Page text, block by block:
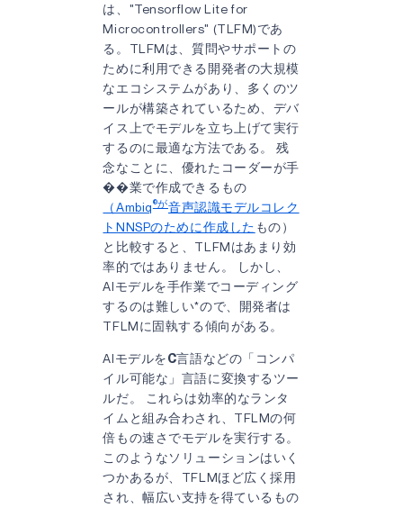
は、"Tensorflow Lite for
Microcontrollers" (TLFM)であ
る。TLFMは、質問やサポートの
ために利用できる開発者の大規模
なエコシステムがあり、多くのツ
ールが構築されているため、デバ
イス上でモデルを立ち上げて実行
するのに最適な方法である。 残
念なことに、優れたコーダーが手
��業で作成できるもの
（Ambiq®が音声認識モデルコレク
トNNSPのために作成した もの）
と比較すると、TLFMはあまり効
率的ではありません。 しかし、
AIモデルを手作業でコーディング
するのは難しい*ので、開発者は
TFLMに固執する傾向がある。
AIモデルをC言語などの「コンパ
イル可能な」言語に変換するツー
ルだ。 これらは効率的なランタ
イムと組み合わされ、TFLMの何
倍もの速さでモデルを実行する。
このようなソリューションはいく
つかあるが、TFLMほど広く採用
され、幅広い支持を得ているもの